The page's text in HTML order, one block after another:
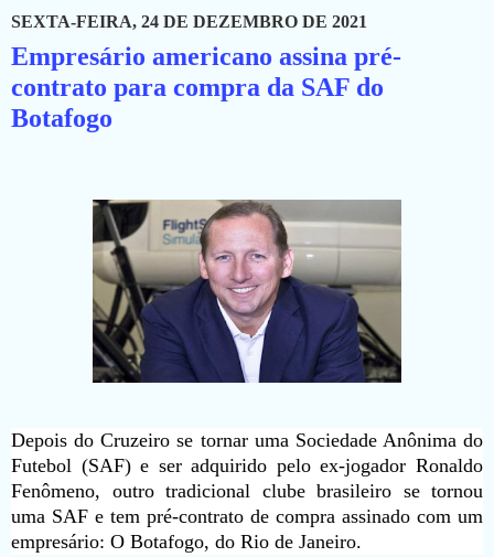
SEXTA-FEIRA, 24 DE DEZEMBRO DE 2021
Empresário americano assina pré-
contrato para compra da SAF do
Botafogo
Depois do Cruzeiro se tornar uma Sociedade Anônima do
Futebol (SAF) e ser adquirido pelo ex-jogador Ronaldo
Fenômeno, outro tradicional clube brasileiro se tornou
uma SAF e tem pré-contrato de compra assinado com um
empresário: O Botafogo, do Rio de Janeiro.